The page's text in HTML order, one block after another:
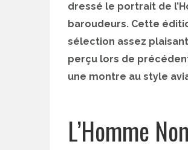
dressé le portrait de
baroudeurs. Cette
sélection assez
perçu lors de
une montre au style
L’Homme